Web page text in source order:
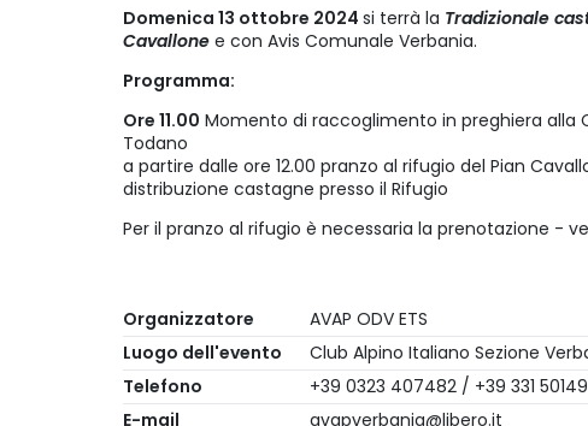
Domenica 13 ottobre 2024 si terrà la Tradizionale
Cavallone e con Avis Comunale Verbania.
Programma:
Ore 11.00 Momento di raccoglimento in preghiera alla
Todano
a partire dalle ore 12.00 pranzo al rifugio del Pian
distribuzione castagne presso il Rifugio
Per il pranzo al rifugio è necessaria la prenotazione -
Organizzatore
AVAP ODV ETS
Luogo dell'evento
Club Alpino Italiano Sezione
Telefono
+39 0323 407482 / +39 331
E-mail
avapverbania@libero.it